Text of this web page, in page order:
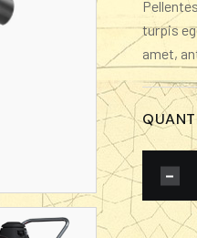
de un
cliente
turpis
amet,